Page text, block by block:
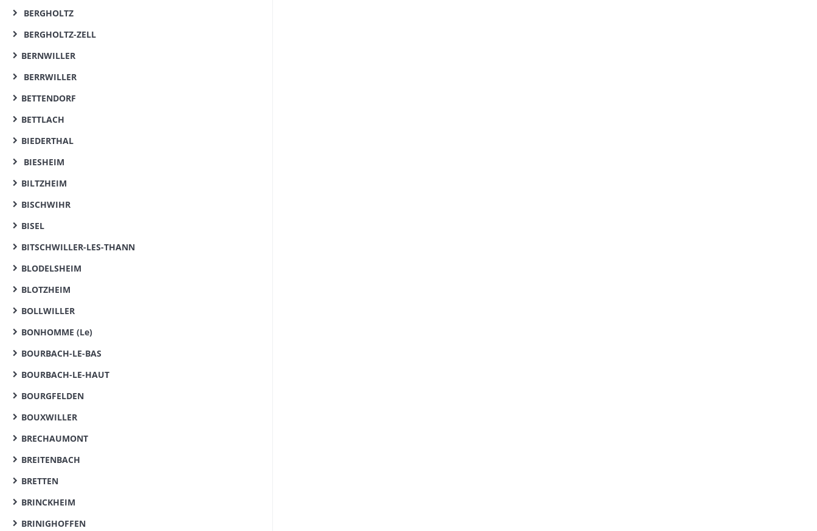
BERGHOLTZ
BERGHOLTZ-ZELL
BERNWILLER
BERRWILLER
BETTENDORF
BETTLACH
BIEDERTHAL
BIESHEIM
BILTZHEIM
BISCHWIHR
BISEL
BITSCHWILLER-LES-THANN
BLODELSHEIM
BLOTZHEIM
BOLLWILLER
BONHOMME (Le)
BOURBACH-LE-BAS
BOURBACH-LE-HAUT
BOURGFELDEN
BOUXWILLER
BRECHAUMONT
BREITENBACH
BRETTEN
BRINCKHEIM
BRINIGHOFFEN